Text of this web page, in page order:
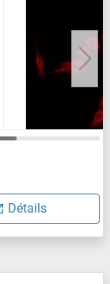
Détails